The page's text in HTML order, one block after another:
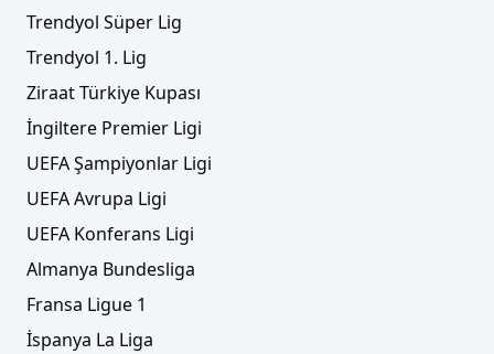
Trendyol Süper Lig
Trendyol 1. Lig
Ziraat Türkiye Kupası
İngiltere Premier Ligi
UEFA Şampiyonlar Ligi
UEFA Avrupa Ligi
UEFA Konferans Ligi
Almanya Bundesliga
Fransa Ligue 1
İspanya La Liga